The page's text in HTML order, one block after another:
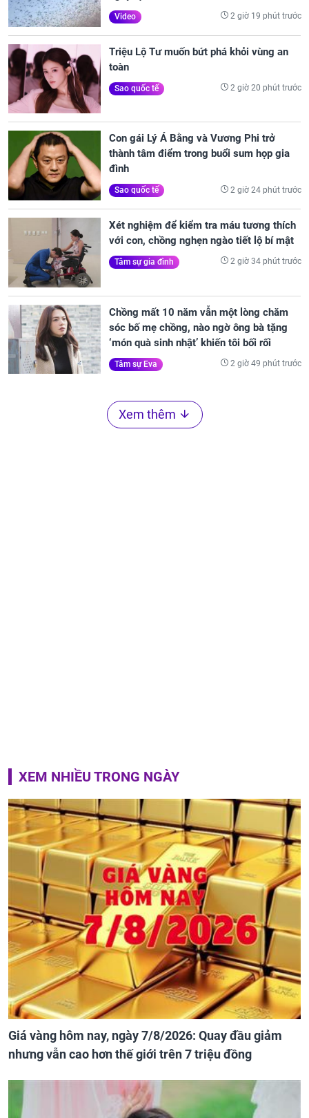
Video 2 giờ 19 phút trước
Triệu Lộ Tư muốn bứt phá khỏi vùng an
toàn
Sao quốc tế 2 giờ 20 phút trước
Con gái Lý Á Bằng và Vương Phi trở
thành tâm điểm trong buổi sum họp gia
đình
Sao quốc tế 2 giờ 24 phút trước
Xét nghiệm để kiểm tra máu tương thích
với con, chồng nghẹn ngào tiết lộ bí mật
Tâm sự gia đình 2 giờ 34 phút trước
Chồng mất 10 năm vẫn một lòng chăm
sóc bố mẹ chồng, nào ngờ ông bà tặng
‘món quà sinh nhật’ khiến tôi bối rối
Tâm sự Eva 2 giờ 49 phút trước
Xem thêm
XEM NHIỀU TRONG NGÀY
Giá vàng hôm nay, ngày 7/8/2026: Quay đầu giảm
nhưng vẫn cao hơn thế giới trên 7 triệu đồng